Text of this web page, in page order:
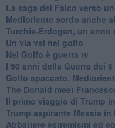
La saga del Falco verso
Medioriente sordo anche
Turchia-Erdogan, un anno
Un via vai nel golfo
Nel Golfo è guerra tv
I 50 anni della Guerra dei
Golfo spaccato,
The Donald meet
Il primo viaggio di Trump
Trump aspirante Messia in
Abbattere estremismi ed